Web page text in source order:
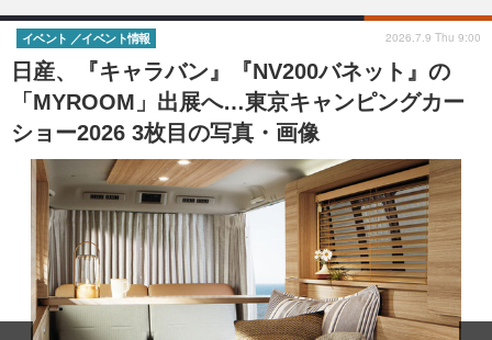
甲信越 北陸
東海 関西
中国
九州 沖縄
注目の記事
ショップレポート 愛車 File
自動車豆知識 ストップ！不具合修理＆粗悪修理
ディテイリング
ディテイリング 洗車
鈑金・塗装
日産、『キャラバン』『NV200バネット』の
「MYROOM」出展へ…東京キャンピングカー
ショー2026 3枚目の写真・画像
イベント イベント情報 2026.7.9 Thu 9:00